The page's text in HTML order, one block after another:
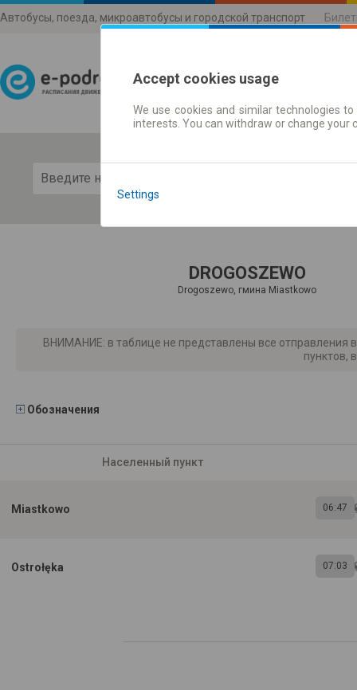
Автобусы, поезда, микроавтобусы и городской транспорт
Расписания
DROGOSZEWO
Drogoszewo, гмина Miastkowo
ВНИМАНИЕ: в таблице не представлены все отправления
пунктов,
Обозначения
Населенный пункт
Miastkowo 06:47
Ostrołęka 07:03
Accept cookies usage
We use cookies and similar technologies
interests. You can withdraw or change
Settings